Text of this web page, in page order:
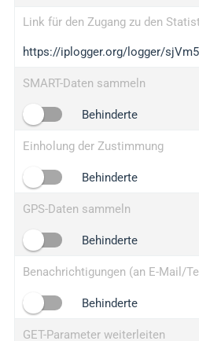
bc.ax
iplogger.com
maper.info
2no.co
yip.su
iplogger.info
Link für den Zugang zu den
https://iplogger.org/logger/
SMART-Daten sammeln
Behinderte
Einholung der Zustimmung
Behinderte
GPS-Daten sammeln
Behinderte
Benachrichtigungen (an E-Mail/
Behinderte
GET-Parameter weiterleiten